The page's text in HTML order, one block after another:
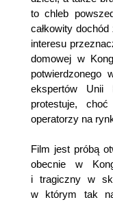
to chleb
całkowity
interesu
domowej w
potwierdzonego
ekspertów Unii
protestuje,
operatorzy na
Film jest próbą
obecnie w
i tragiczny w
w którym tak